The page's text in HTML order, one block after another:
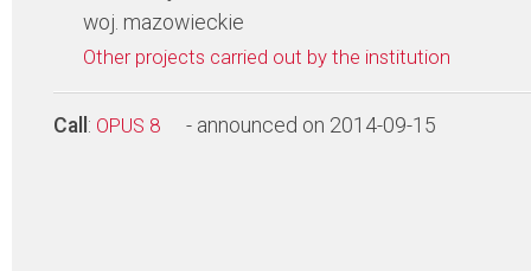
woj. mazowieckie
Other projects carried out by the institution
Call : OPUS 8 - announced on 2014-09-15